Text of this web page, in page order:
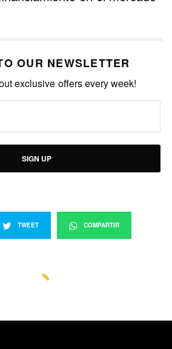
OUR NEWSLETTER
exclusive offers every week!
SIGN UP
TWEET COMPARTIR